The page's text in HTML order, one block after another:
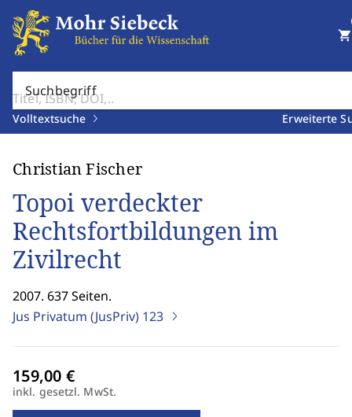
Suchbegriff
Volltextsuche Erweiterte
shopping_cart
Christian Fischer
Topoi verdeckter
Rechtsfortbildungen im
Zivilrecht
2007. 637 Seiten.
Jus Privatum (JusPriv) 123
inkl. gesetzl. MwSt.